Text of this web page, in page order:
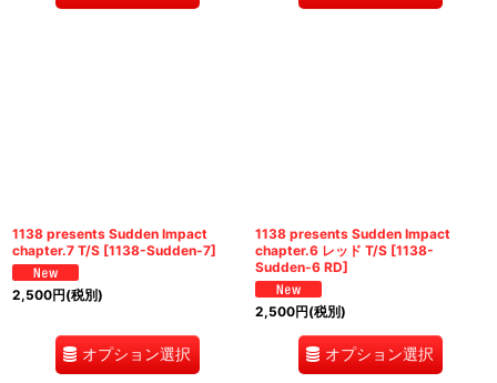
1138 presents Sudden Impact
chapter.7 T/S [1138-Sudden-7]
2,500円(税別)
オプション選択
1138 presents Sudden Impact
chapter.6 レッド T/S [1138-
Sudden-6 RD]
2,500円(税別)
オプション選択